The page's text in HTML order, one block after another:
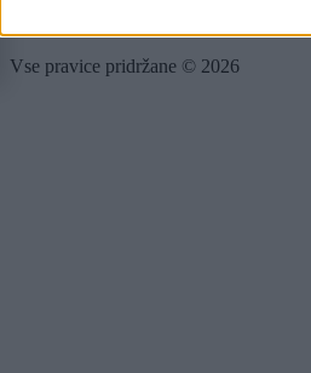
Vse pravice pridržane © 2026